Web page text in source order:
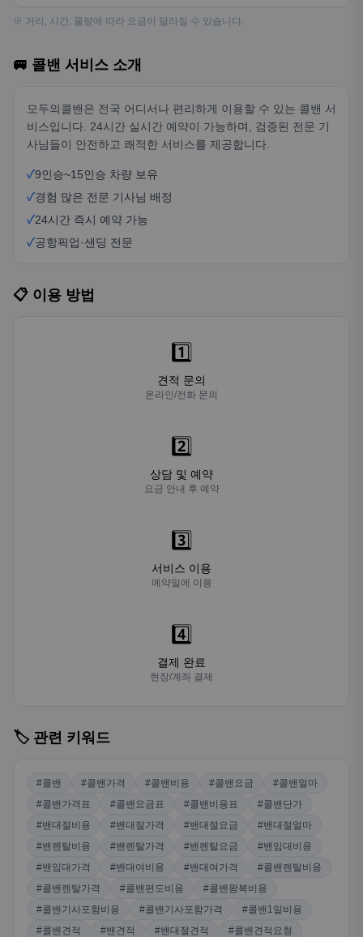
※ 거리, 시간, 물량에 따라 요금이 달라질 수 있습니다.
🚐 콜밴 서비스 소개
모두의콜밴은 전국 어디서나 편리하게 이용할 수 있는 콜밴 서
비스입니다. 24시간 실시간 예약이 가능하며, 검증된 전문 기
사님들이 안전하고 쾌적한 서비스를 제공합니다.
✓9인승~15인승 차량 보유
✓경험 많은 전문 기사님 배정
✓24시간 즉시 예약 가능
✓공항픽업·샌딩 전문
📋 이용 방법
1️⃣
견적 문의
온라인/전화 문의
2️⃣
상담 및 예약
요금 안내 후 예약
3️⃣
서비스 이용
예약일에 이용
4️⃣
결제 완료
현장/계좌 결제
🏷️ 관련 키워드
#콜밴 #콜밴가격 #콜밴비용 #콜밴요금
#콜밴얼마
#콜밴가격표
#콜밴요금표 #콜밴비용표
#콜밴단가
#밴대절비용
#밴대절가격 #밴대절요금
#밴대절얼마
#밴렌탈비용
#밴렌탈가격 #밴렌탈요금
#밴임대비용
#밴임대가격
#밴대여비용 #밴대여가격
#콜밴렌탈비용
#콜밴렌탈가격
#콜밴편도비용
#콜밴왕복비용
#콜밴기사포함비용
#콜밴기사포함가격
#콜밴1일비용
#콜밴견적
#밴견적 #밴대절견적
#콜밴견적요청